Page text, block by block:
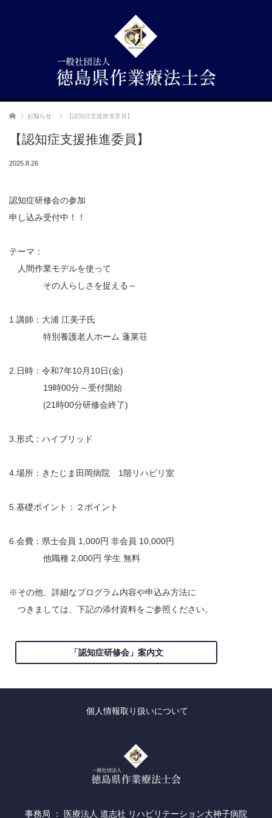
ホーム お知らせ 【認知症支援推進委員】
【認知症支援推進委員】
2025.8.26
認知症研修会の参加
申し込み受付中！！
テーマ：
人間作業モデルを使って
その人らしさを捉える～
1.講師：大浦 江美子氏
特別養護老人ホーム 蓬莱荘
2.日時：令和7年10月10日(金)
19時00分～受付開始
(21時00分研修会終了)
3.形式：ハイブリッド
4.場所：きたじま田岡病院 1階リハビリ室
5.基礎ポイント：２ポイント
6.会費：県士会員 1,000円 非会員 10,000円
他職種 2,000円 学生 無料
※その他、詳細なプログラム内容や申込み方法に
つきましては、下記の添付資料をご参照ください。
「認知症研修会」案内文
個人情報取り扱いについて
事務局 ： 医療法人 道志社 リハビリテーション大神子病院